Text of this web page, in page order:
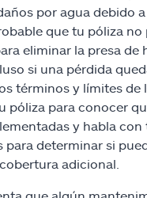
por agua debido
que tu póliza no
eliminar la presa de
si una pérdida
términos y límites de
póliza para conocer
y habla
para determinar si
adicional.